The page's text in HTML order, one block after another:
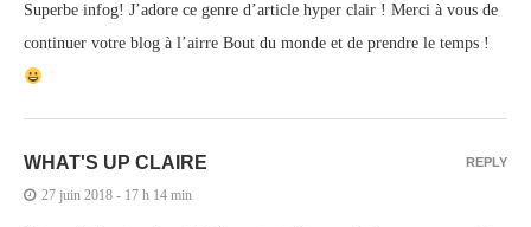
Superbe infog! J’adore ce genre d’article hyper clair ! Merci à vous de
continuer votre blog à l’airre Bout du monde et de prendre le temps !
WHAT'S UP CLAIRE
27 juin 2018 - 17 h 14 min
REPLY